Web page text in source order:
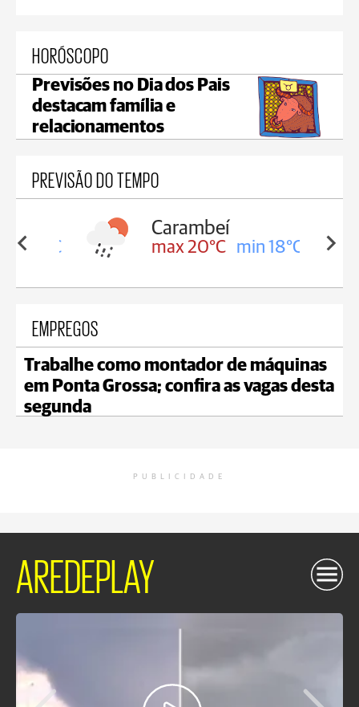
HORÓSCOPO
Previsões no Dia dos Pais
destacam família e
relacionamentos
PREVISÃO DO TEMPO
18°C
Carambeí
max 20°C min 18°C
EMPREGOS
Trabalhe como montador de máquinas
em Ponta Grossa; confira as vagas desta
segunda
PUBLICIDADE
AREDEPLAY